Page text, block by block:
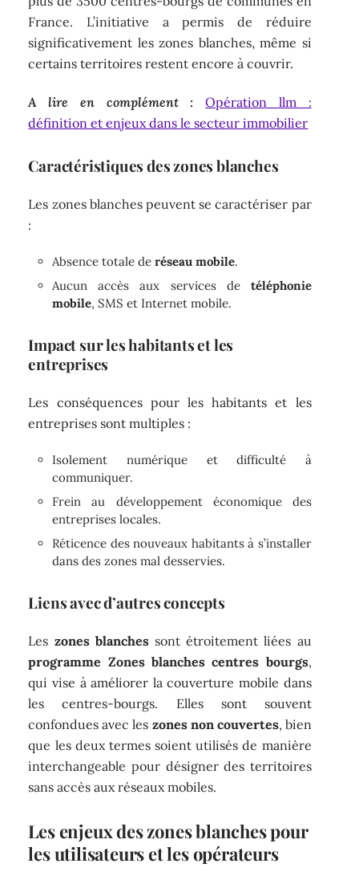
France. L’initiative a permis de réduire
significativement les zones blanches, même si
certains territoires restent encore à couvrir.
A lire en complément :
Opération llm :
définition et enjeux dans le secteur immobilier
Caractéristiques des zones blanches
Les zones blanches peuvent se caractériser par
:
Absence totale deréseau mobile.
Aucun accès aux services de téléphonie
mobile, SMS et Internet mobile.
Impact sur les habitants et les
entreprises
Les conséquences pour les habitants et les
entreprises sont multiples :
Isolement numérique et difficulté à
communiquer.
Frein au développement économique des
entreprises locales.
Réticence des nouveaux habitants à s’installer
dans des zones mal desservies.
Liens avec d’autres concepts
Les zones blanchessont étroitement liées au
programme Zones blanches centres bourgs,
qui vise à améliorer la couverture mobile dans
les centres-bourgs. Elles sont souvent
confondues avec les zones non couvertes, bien
que les deux termes soient utilisés de manière
interchangeable pour désigner des territoires
sans accès aux réseaux mobiles.
Les enjeux des zones blanches pour
les utilisateurs et les opérateurs